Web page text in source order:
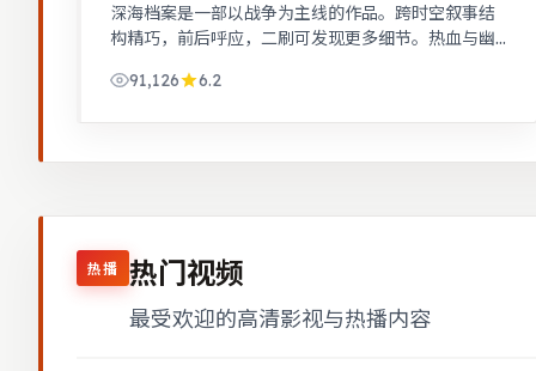
深海档案是一部以战争为主线的作品。跨时空叙事结
构精巧，前后呼应，二刷可发现更多细节。热血与幽
91,126
6.2
热播 热门视频
最受欢迎的高清影视与热播内容